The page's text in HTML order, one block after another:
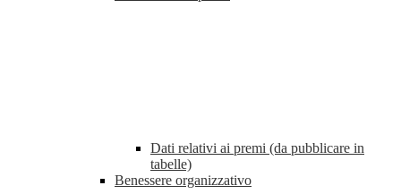
Dati relativi ai premi (da pubblicare in
tabelle)
Benessere organizzativo